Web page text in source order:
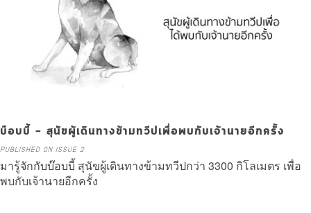
บ๊อบบี้ – สุนัขผู้เดินทางข้ามทวีปเพื่อพบกับเจ้านายอีกครั้ง
PUBLISHED ON ISSUE 2
มารู้จักกับบ๊อบบี้ สุนัขผู้เดินทางข้ามทวีปกว่า 3300 กิโลเมตร เพื่อ
พบกับเจ้านายอีกครั้ง